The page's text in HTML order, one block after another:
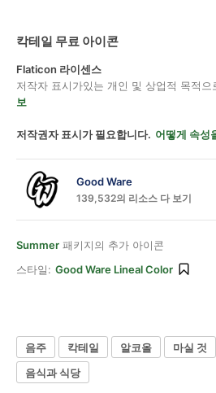
칵테일 무료 아이콘
Flaticon 라이센스
저작자 표시가있는 개인 및 상업적 목적으
보
저작권자 표시가 필요합니다. 어떻게 속성
Good Ware
139,532의 리소스 다 보기
Summer 패키지의 추가 아이콘
스타일: Good Ware Lineal Color
음주 칵테일 알코올 마실 것
음식과 식당